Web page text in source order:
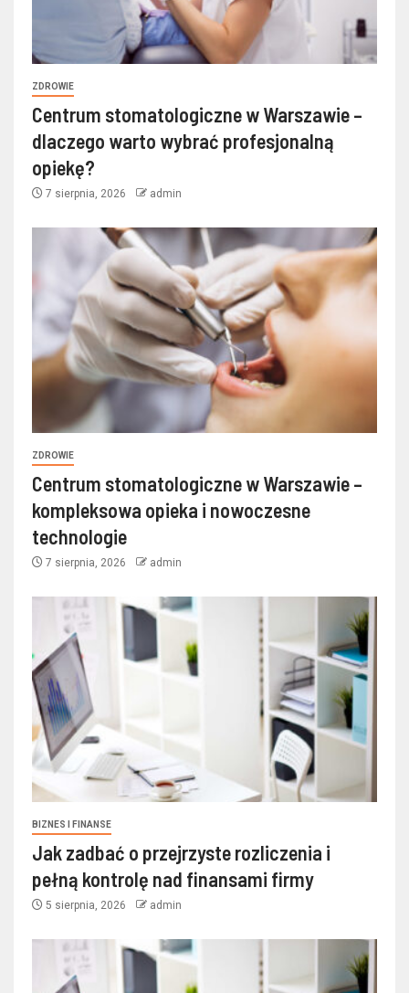
ZDROWIE
Centrum stomatologiczne w Warszawie –
dlaczego warto wybrać profesjonalną
opiekę?
7 sierpnia, 2026 admin
ZDROWIE
Centrum stomatologiczne w Warszawie –
kompleksowa opieka i nowoczesne
technologie
7 sierpnia, 2026 admin
BIZNES I FINANSE
Jak zadbać o przejrzyste rozliczenia i
pełną kontrolę nad finansami firmy
5 sierpnia, 2026 admin